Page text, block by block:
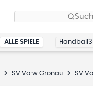
ALLE SPIELE
SV Vorw Gronau SV